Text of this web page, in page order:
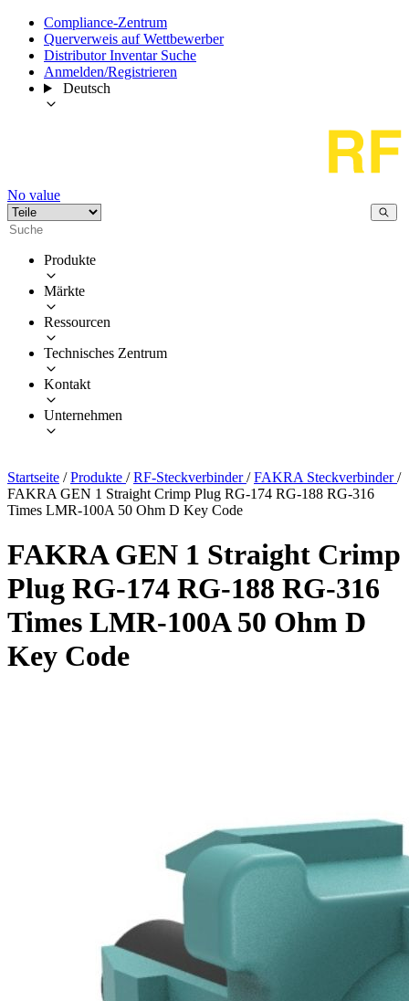
Compliance-Zentrum
Querverweis auf Wettbewerber
Distributor Inventar Suche
Anmelden/Registrieren
Deutsch
No value
Produkte
Märkte
Ressourcen
Technisches Zentrum
Kontakt
Unternehmen
Startseite / Produkte / RF-Steckverbinder/ FAKRA Steckverbinder/
FAKRA GEN 1 Straight Crimp Plug RG-174 RG-188 RG-316
Times LMR-100A 50 Ohm D Key Code
FAKRA GEN 1 Straight Crimp
Plug RG-174 RG-188 RG-316
Times LMR-100A 50 Ohm D
Key Code